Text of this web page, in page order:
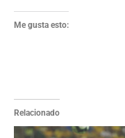
Me gusta esto:
Relacionado